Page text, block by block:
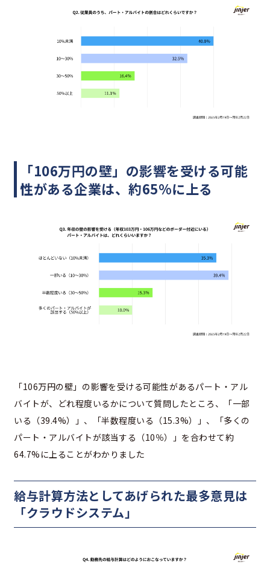
「106万円の壁」の影響を受ける可能
性がある企業は、約65%に上る
「106万円の壁」の影響を受ける可能性があるパート・アル
バイトが、どれ程度いるかについて質問したところ、「一部
いる（39.4%）」、「半数程度いる（15.3%）」、「多くの
パート・アルバイトが該当する（10％）」を合わせて約
64.7%に上ることがわかりました
給与計算方法としてあげられた最多意見は
「クラウドシステム」